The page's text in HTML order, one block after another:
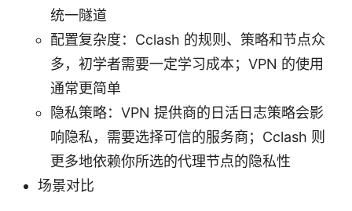
统一隧道
配置复杂度：Cclash 的规则、策略和节点众
多，初学者需要一定学习成本；VPN 的使用
通常更简单
隐私策略：VPN 提供商的日活日志策略会影
响隐私，需要选择可信的服务商；Cclash 则
更多地依赖你所选的代理节点的隐私性
场景对比